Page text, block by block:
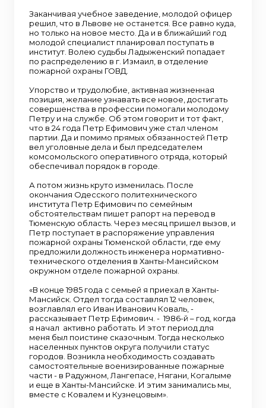
Заканчивая учебное заведение, молодой офицер
решил, что в Львове не останется. Все равно куда,
но только на новое место. Да и в ближайший год
молодой специалист планировал поступать в
институт. Волею судьбы Ладыженский попадает
по распределению в г. Измаил, в отделение
пожарной охраны ГОВД.
Упорство и трудолюбие, активная жизненная
позиция, желание узнавать все новое, достигать
совершенства в профессии помогали молодому
Петру и на службе. Об этом говорит и тот факт,
что в 24 года Петр Ефимович уже стал членом
партии. Да и помимо прямых обязанностей Петр
вел уголовные дела и был председателем
комсомольского оперативного отряда, который
обеспечивал порядок в городе.
А потом жизнь круто изменилась. После
окончания Одесского политехнического
института Петр Ефимович по семейным
обстоятельствам пишет рапорт на перевод в
Тюменскую область. Через месяц пришел вызов, и
Петр поступает в распоряжение управления
пожарной охраны Тюменской области, где ему
предложили должность инженера нормативно-
технического отделения в Ханты-Мансийском
окружном отделе пожарной охраны.
«В конце 1985 года с семьей я приехал в Ханты-
Мансийск. Отдел тогда составлял 12 человек,
возглавлял его Иван Иванович Коваль, -
рассказывает Петр Ефимович. - 1986-й – год, когда
я начал активно работать. И этот период для
меня был поистине сказочным. Тогда несколько
населенных пунктов округа получили статус
городов. Возникла необходимость создавать
самостоятельные военизированные пожарные
части - в Радужном, Лангепасе, Нягани, Когалыме
и еще в Ханты-Мансийске. И этим занимались мы,
вместе с Ковалем и Кузнецовым».